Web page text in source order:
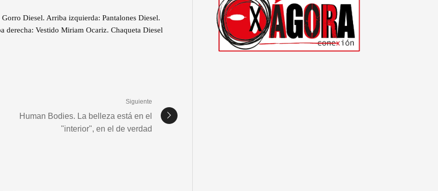
Diesel. Arriba izquierda: Pantalones Diesel.
Vestido Miriam Ocariz. Chaqueta Diesel
Siguiente
Human Bodies. La belleza está en el
"interior", en el de verdad